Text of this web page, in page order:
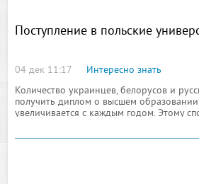
Поступление в польские
04 дек 11:17
Интересно знать
Количество украинцев, белорусов и
получить диплом о высшем
увеличивается с каждым годом. Этому
большой выбор современных